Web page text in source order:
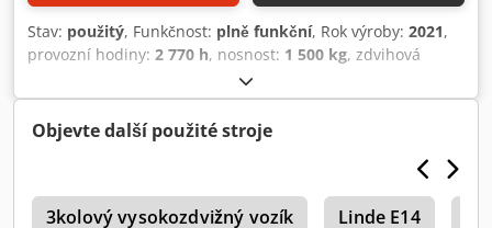
Stav: použitý, Funkčnost: plně funkční, Rok výroby: 2021,
provozní hodiny: 2 770 h, nosnost: 1 500 kg, zdvihová
, volný zdvih:1 719 mm
elektrický, typ stožáru:triplex, stavební výška:2 321 mm,
typ pohonu:Elektro, Elektrický tříkolový vysokozdvižný
vozík Typ stožáru: Triplex Stav: Připraven k provozu a plně
funkční Technický stav: dobrý Baterie: 24V Rok výroby
baterie: 2021 Boční posuv, 3. ventil, Dcjdpfx Agjzg Rxzsdok
Objevte další použité stroje
3kolový vysokozdvižný vozík Linde E14